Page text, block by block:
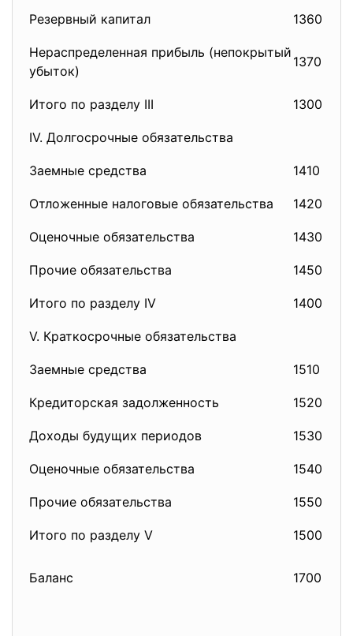
Резервный капитал 1360
Нераспределенная прибыль (непокрытый
убыток)
1370
Итого по разделу III 1300
IV. Долгосрочные обязательства
Заемные средства 1410
Отложенные налоговые обязательства 1420
Оценочные обязательства 1430
Прочие обязательства 1450
Итого по разделу IV 1400
V. Краткосрочные обязательства
Заемные средства 1510
Кредиторская задолженность 1520
Доходы будущих периодов 1530
Оценочные обязательства 1540
Прочие обязательства 1550
Итого по разделу V 1500
Баланс 1700